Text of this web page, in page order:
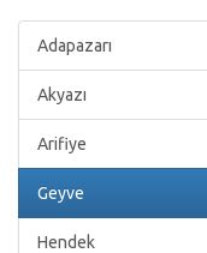
Adapazarı
Akyazı
Arifiye
Geyve
Hendek